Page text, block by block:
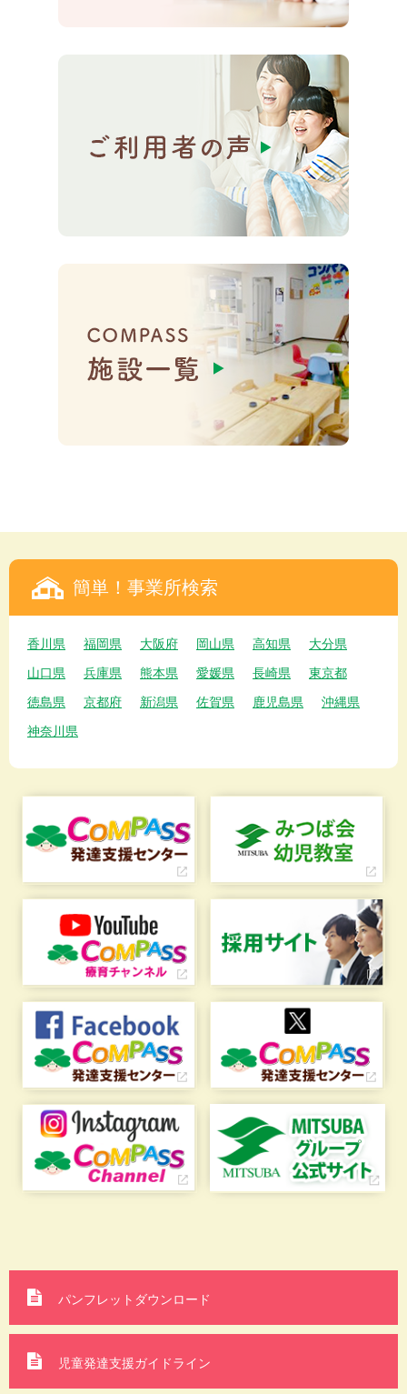
簡単！事業所検索
香川県 福岡県 大阪府 岡山県 高知県
大分県
山口県
兵庫県 熊本県 愛媛県 長崎県
東京都
徳島県
京都府 新潟県 佐賀県 鹿児島県
沖縄県
神奈川県
パンフレットダウンロード
児童発達支援ガイドライン